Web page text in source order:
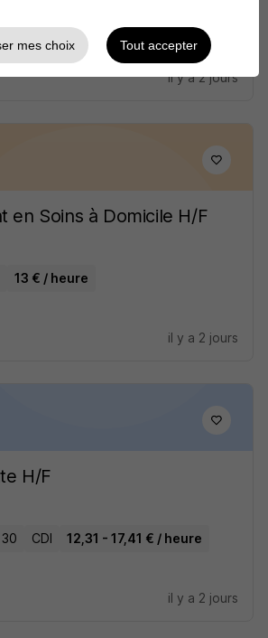
il y a 2 jours
en Soins à Domicile H/F
13 € / heure
il y a 2 jours
H/F
CDI 12,31 - 17,41 € / heure
il y a 2 jours
mes choix Tout accepter